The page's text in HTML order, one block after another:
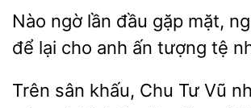
Nào ngờ lần đầu gặp mặt,
để lại
anh ấn tệ
Trên sân khấu, Chu Tư Vũ